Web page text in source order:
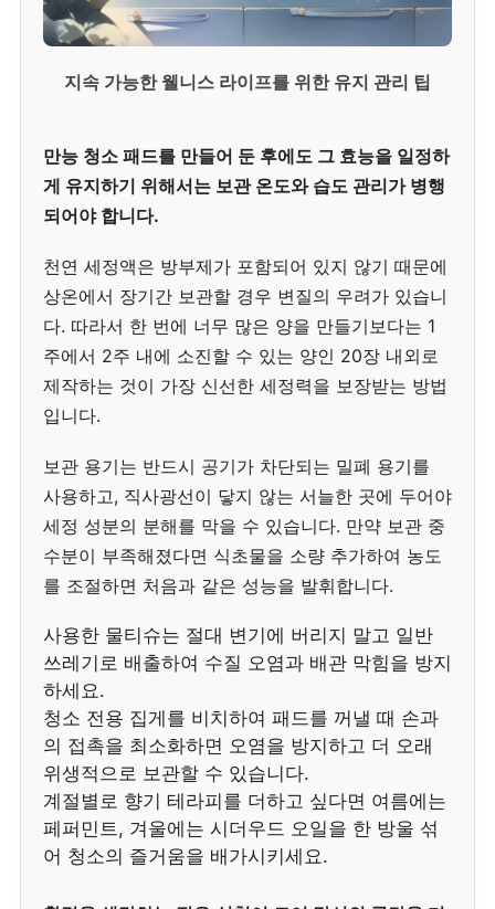
지속 가능한 웰니스 라이프를 위한 유지 관리 팁
만능 청소 패드를 만들어 둔 후에도 그 효능을 일정하
게 유지하기 위해서는 보관 온도와 습도 관리가 병행
되어야 합니다.
천연 세정액은 방부제가 포함되어 있지 않기 때문에
상온에서 장기간 보관할 경우 변질의 우려가 있습니
다. 따라서 한 번에 너무 많은 양을 만들기보다는 1
주에서 2주 내에 소진할 수 있는 양인 20장 내외로
제작하는 것이 가장 신선한 세정력을 보장받는 방법
입니다.
보관 용기는 반드시 공기가 차단되는 밀폐 용기를
사용하고, 직사광선이 닿지 않는 서늘한 곳에 두어야
세정 성분의 분해를 막을 수 있습니다. 만약 보관 중
수분이 부족해졌다면 식초물을 소량 추가하여 농도
를 조절하면 처음과 같은 성능을 발휘합니다.
사용한 물티슈는 절대 변기에 버리지 말고 일반
쓰레기로 배출하여 수질 오염과 배관 막힘을 방지
하세요.
청소 전용 집게를 비치하여 패드를 꺼낼 때 손과
의 접촉을 최소화하면 오염을 방지하고 더 오래
위생적으로 보관할 수 있습니다.
계절별로 향기 테라피를 더하고 싶다면 여름에는
페퍼민트, 겨울에는 시더우드 오일을 한 방울 섞
어 청소의 즐거움을 배가시키세요.